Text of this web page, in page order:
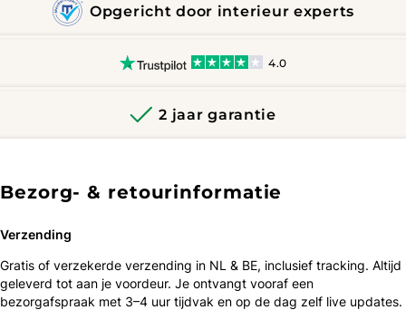
Opgericht door interieur experts
4.0
2 jaar garantie
Bezorg- & retourinformatie
Verzending
Gratis of verzekerde verzending in NL & BE, inclusief tracking. Altijd
geleverd tot aan je voordeur. Je ontvangt vooraf een
bezorgafspraak met 3–4 uur tijdvak en op de dag zelf live updates.